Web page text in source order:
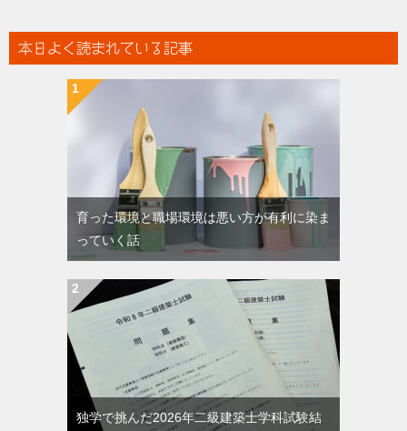
本日よく読まれている記事
育った環境と職場環境は悪い方が有利に染ま
っていく話
独学で挑んだ2026年二級建築士学科試験結